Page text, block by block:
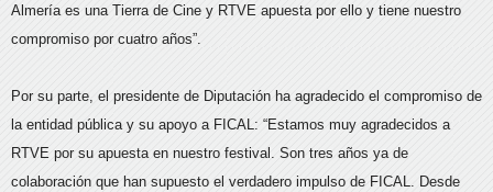
Almería es una Tierra de Cine y RTVE apuesta por ello y tiene nuestro
compromiso por cuatro años”.
Por su parte, el presidente de Diputación ha agradecido el compromiso de
la entidad pública y su apoyo a FICAL: “Estamos muy agradecidos a
RTVE por su apuesta en nuestro festival. Son tres años ya de
colaboración que han supuesto el verdadero impulso de FICAL. Desde